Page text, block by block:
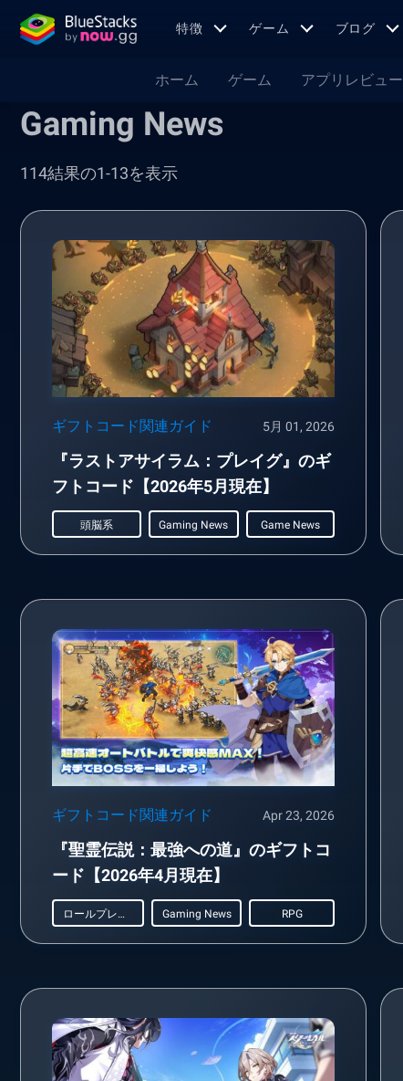
特徴 ゲーム ブログ
ホーム ゲーム アプリレビュー
Gaming News
114結果の1-13を表示
ギフトコード関連ガイド 5月 01, 2026
『ラストアサイラム：プレイグ』のギ
フトコード【2026年5月現在】
頭脳系 Gaming News Game News
ギフトコード関連ガイド Apr 23, 2026
『聖霊伝説：最強への道』のギフトコ
ード【2026年4月現在】
ロールプレイング Gaming News RPG